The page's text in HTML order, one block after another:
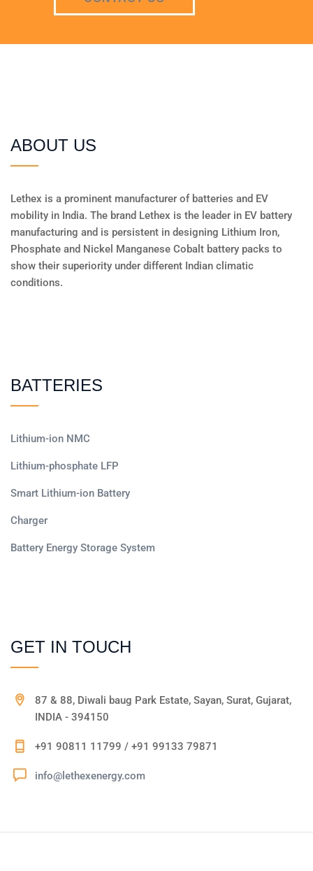
ABOUT US
Lethex is a prominent manufacturer of batteries and EV
mobility in India. The brand Lethex is the leader in EV battery
manufacturing and is persistent in designing Lithium Iron,
Phosphate and Nickel Manganese Cobalt battery packs to
show their superiority under different Indian climatic
conditions.
BATTERIES
Lithium-ion NMC
Lithium-phosphate LFP
Smart Lithium-ion Battery
Charger
Battery Energy Storage System
GET IN TOUCH
87 & 88, Diwali baug Park Estate, Sayan, Surat, Gujarat,
INDIA - 394150
+91 90811 11799 / +91 99133 79871
info@lethexenergy.com